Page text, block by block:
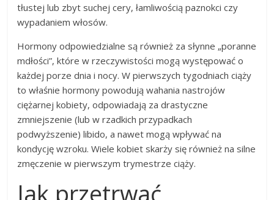
tłustej lub zbyt suchej cery, łamliwością paznokci czy
wypadaniem włosów.
Hormony odpowiedzialne są również za słynne „poranne
mdłości”, które w rzeczywistości mogą występować o
każdej porze dnia i nocy. W pierwszych tygodniach ciąży
to właśnie hormony powodują wahania nastrojów
ciężarnej kobiety, odpowiadają za drastyczne
zmniejszenie (lub w rzadkich przypadkach
podwyższenie) libido, a nawet mogą wpływać na
kondycję wzroku. Wiele kobiet skarży się również na silne
zmęczenie w pierwszym trymestrze ciąży.
Jak przetrwać